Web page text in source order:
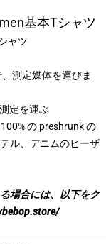
基本Tシャツ
ャツ
測定媒体を運びま
定を運ぶ
の preshrunk の
ル、デニムのヒーザ
場合には、以下をク